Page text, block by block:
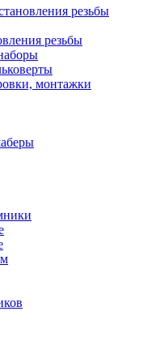
резьбы
резьбы
монтажки